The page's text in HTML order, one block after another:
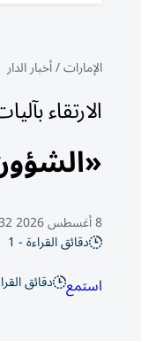
الإمارات/أخبار الدار
الارتقاء
«الشؤون
8 أغسطس 2026 00:32 صباحًا
دقائق القراءة - 1
استمع دقائق